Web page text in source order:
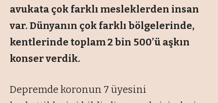
avukata çok farklı mesleklerden insan
var. Dünyanın çok farklı bölgelerinde,
kentlerinde toplam 2 bin 500’ü aşkın
konser verdik.
Depremde koronun 7 üyesini